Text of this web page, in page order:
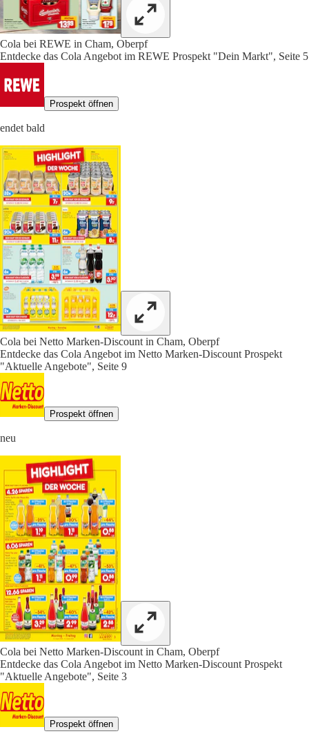
Cola bei REWE in Cham, Oberpf
Entdecke das Cola Angebot im REWE Prospekt "Dein Markt", Seite 5
Prospekt öffnen
endet bald
Cola bei Netto Marken-Discount in Cham, Oberpf
Entdecke das Cola Angebot im Netto Marken-Discount Prospekt
"Aktuelle Angebote", Seite 9
Prospekt öffnen
neu
Cola bei Netto Marken-Discount in Cham, Oberpf
Entdecke das Cola Angebot im Netto Marken-Discount Prospekt
"Aktuelle Angebote", Seite 3
Prospekt öffnen